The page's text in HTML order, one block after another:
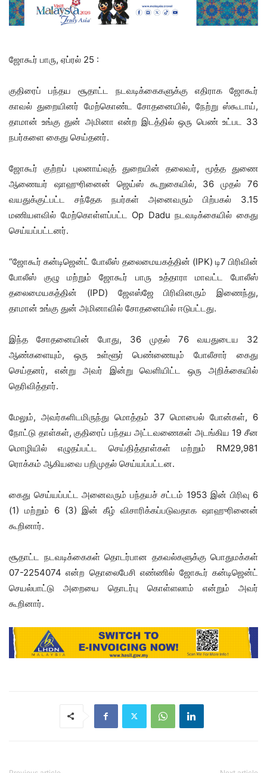
ஜோகூர் பாரு, ஏப்ரல் 25 :
குதிரைப் பந்தய சூதாட்ட நடவடிக்கைகளுக்கு எதிராக ஜோகூர்
காவல் துறையினர் மேற்கொண்ட சோதனையில், நேற்று ஸ்கூடாய்,
தாமான் உங்கு துன் அமினா என்ற இடத்தில் ஒரு பெண் உட்பட 33
நபர்களை கைது செய்தனர்.
ஜோகூர் குற்றப் புலனாய்வுத் துறையின் தலைவர், மூத்த துணை
ஆணையர் ஷாஹுரினைன் ஜெய்ஸ் கூறுகையில், 36 முதல் 76
வயதுக்குட்பட்ட சந்தேக நபர்கள் அனைவரும் பிற்பகல் 3.15
மணியளவில் மேற்கொள்ளப்பட்ட Op Dadu நடவடிக்கையில் கைது
செய்யப்பட்டனர்.
“ஜோகூர் கன்டிஜென்ட் போலீஸ் தலைமையகத்தின் (IPK) டி7 பிரிவின்
போலீஸ் குழு மற்றும் ஜோகூர் பாரு உத்தாரா மாவட்ட போலீஸ்
தலைமையகத்தின் (IPD) ஜேஎஸ்ஜே பிரிவினரும் இணைந்து,
தாமான் உங்கு துன் அமினாவில் சோதனையில் ஈடுபட்டது.
இந்த சோதனையின் போது, ​​36 முதல் 76 வயதுடைய 32
ஆண்களையும், ஒரு உள்ளூர் பெண்ணையும் போலீசார் கைது
செய்தனர், என்று அவர் இன்று வெளியிட்ட ஒரு அறிக்கையில்
தெரிவித்தார்.
மேலும், அவர்களிடமிருந்து ​​மொத்தம் 37 மொபைல் போன்கள், 6
நோட்டு தாள்கள், குதிரைப் பந்தய அட்டவணைகள் அடங்கிய 19 சீன
மொழியில் எழுதப்பட்ட செய்தித்தாள்கள் மற்றும் RM29,981
ரொக்கம் ஆகியவை பறிமுதல் செய்யப்பட்டன.
கைது செய்யப்பட்ட அனைவரும் பந்தயச் சட்டம் 1953 இன் பிரிவு 6
(1) மற்றும் 6 (3) இன் கீழ் விசாரிக்கப்படுவதாக ஷாஹுரினைன்
கூறினார்.
சூதாட்ட நடவடிக்கைகள் தொடர்பான தகவல்களுக்கு பொதுமக்கள்
07-2254074 என்ற தொலைபேசி எண்ணில் ஜோகூர் கன்டிஜென்ட்
செயல்பாட்டு அறையை தொடர்பு கொள்ளலாம் என்றும் அவர்
கூறினார்.